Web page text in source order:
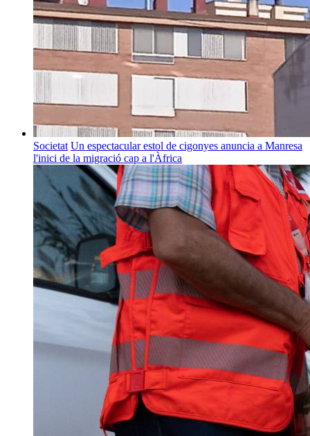
Societat Un espectacular estol de cigonyes anuncia a Manresa
l'inici de la migració cap a l'Àfrica